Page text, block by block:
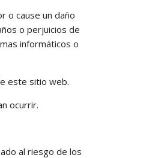
o cause un daño
o perjuicios de
informáticos o
este sitio web.
ocurrir.
al riesgo de los